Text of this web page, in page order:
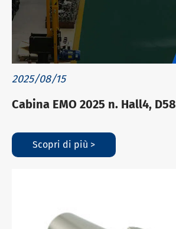
2025/08/15
Cabina EMO 2025 n. Hall4, D58
Scopri di più >